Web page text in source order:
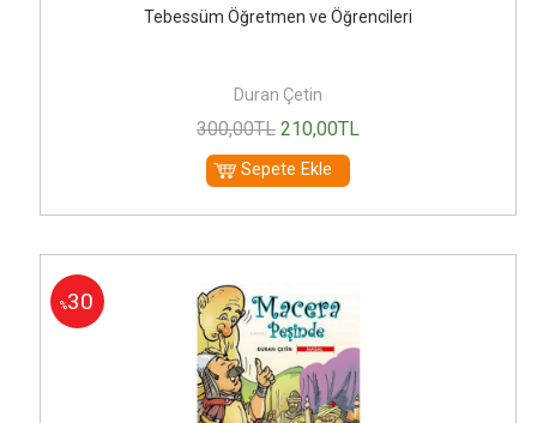
Tebessüm Öğretmen ve Öğrencileri
Duran Çetin
300,00TL 210,00TL
Sepete Ekle
%30